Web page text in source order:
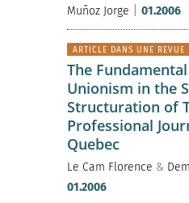
Muñoz Jorge 01.2006
ARTICLE DANS UNE REVUE
The
Unionism in the
Structuration of
Professional
Quebec
Le Cam Florence &
01.2006